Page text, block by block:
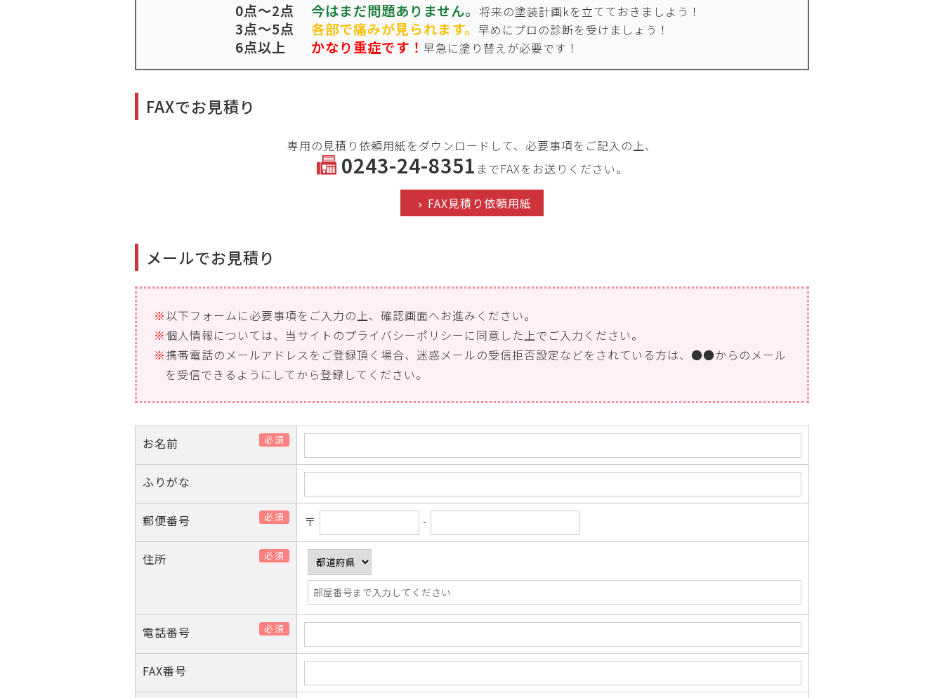
0点～2点
今はまだ問題ありません。 将来の塗装計画kを立てておきましよう！
3点～5点 各部で痛みが見られます。 早めにプロの診断を受けましょう！
6点以上 かなり重症です！ 早急に塗り替えが必要です！
FAXでお見積り
専用の見積り依頼用紙をダウンロードして、 必要事項をご記入の上、
0243-24-8351 までFAXをお送りください。
FAX見積り依頼用紙
メールでお見積り
※以下フォームに必要事項をご入力の上、確認画面へお進みください。
※個人情報については、当サイトのプライバシーポリシーに同意した上でご入力ください。
※携帯電話のメールアドレスをご登録頂く場合、迷惑メールの受信拒否設定などをされている方は、●●からのメール
を受信できるようにしてから登録してください。
お名前 必須
ふりがな
郵便番号 必須 〒 -
住所 必須
電話番号 必須
FAX番号